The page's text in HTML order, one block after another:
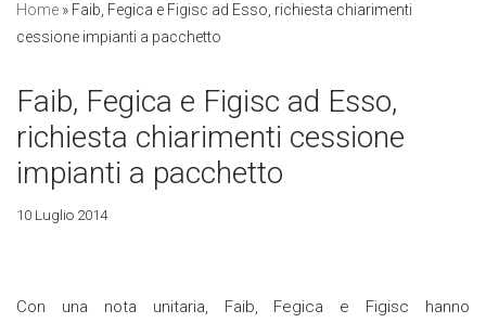
Home » Faib, Fegica e Figisc ad Esso, richiesta chiarimenti
cessione impianti a pacchetto
Faib, Fegica e Figisc ad Esso,
richiesta chiarimenti cessione
impianti a pacchetto
10 Luglio 2014
Con una nota unitaria, Faib, Fegica e Figisc hanno